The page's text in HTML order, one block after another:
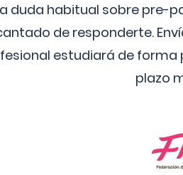
duda habitual sobre
de responderte.
estudiará de forma
plazo